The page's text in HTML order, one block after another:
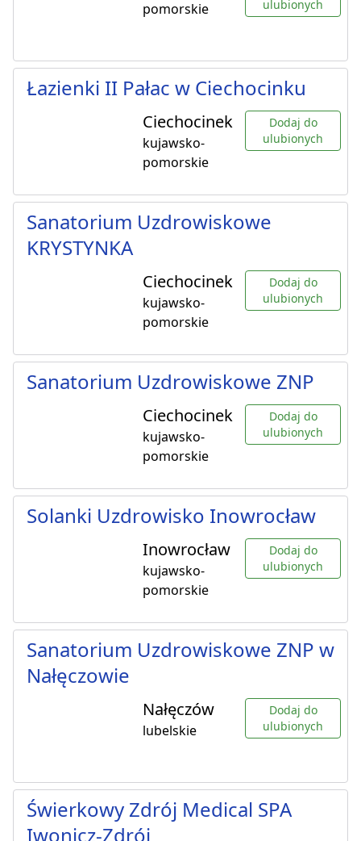
pomorskie ulubionych
Łazienki II Pałac w Ciechocinku
Ciechocinek
kujawsko-
pomorskie
Dodaj do
ulubionych
Sanatorium Uzdrowiskowe
KRYSTYNKA
Ciechocinek
kujawsko-
pomorskie
Dodaj do
ulubionych
Sanatorium Uzdrowiskowe ZNP
Ciechocinek
kujawsko-
pomorskie
Dodaj do
ulubionych
Solanki Uzdrowisko Inowrocław
Inowrocław
kujawsko-
pomorskie
Dodaj do
ulubionych
Sanatorium Uzdrowiskowe ZNP w
Nałęczowie
Nałęczów
lubelskie
Dodaj do
ulubionych
Świerkowy Zdrój Medical SPA
Iwonicz-Zdrój